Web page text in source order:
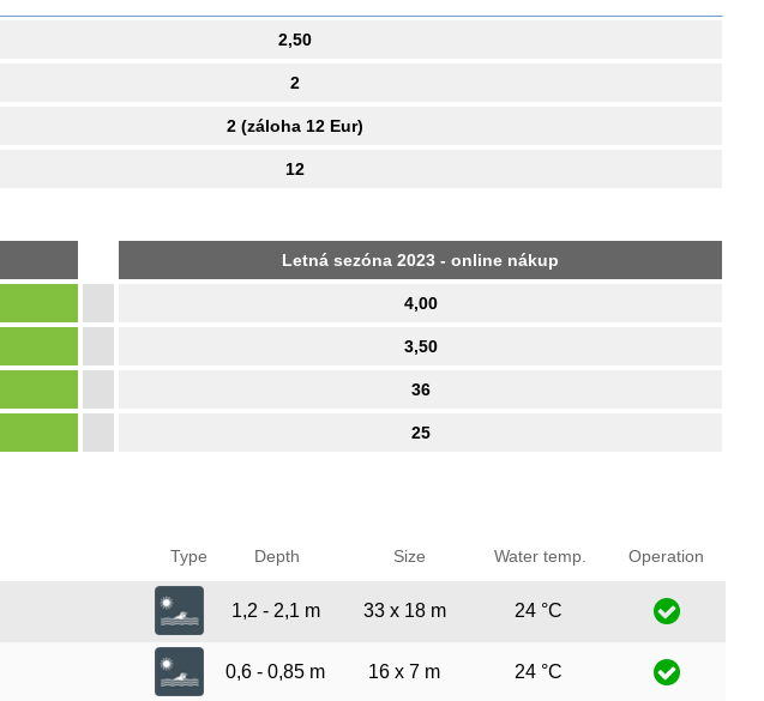
2,50
2
2 (záloha 12 Eur)
12
Letná sezóna 2023 - online nákup
4,00
3,50
36
25
Type Depth Size Water temp. Operation
1,2 - 2,1 m 33 x 18 m 24 °C
0,6 - 0,85 m 16 x 7 m 24 °C